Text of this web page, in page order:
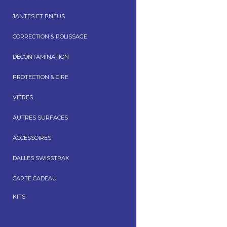
JANTES ET PNEUS
CORRECTION & POLISSAGE
DÉCONTAMINATION
PROTECTION & CIRE
VITRES
AUTRES SURFACES
ACCESSOIRES
DALLES SWISSTRAX
CARTE CADEAU
KITS